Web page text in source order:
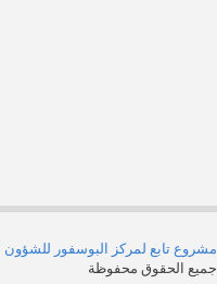
مشروع تابع لمركز البوسفور للشؤون
جميع الحقوق محفوظة